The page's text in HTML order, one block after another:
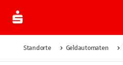
Standorte Geldautomaten